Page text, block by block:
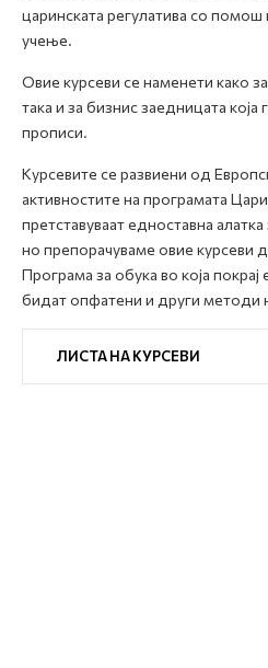
Е-Царина
Е-Весник
царинската регулатива со помош
учење.
Овие курсеви се наменети како
така и за бизнис заедницата
прописи.
Курсевите се развиени од
активностите на програмата
претставуваат едноставна
но препорачуваме овие курсеви
Програма за обука во која
бидат опфатени и други методи
ЛИСТА НА КУРСЕВИ